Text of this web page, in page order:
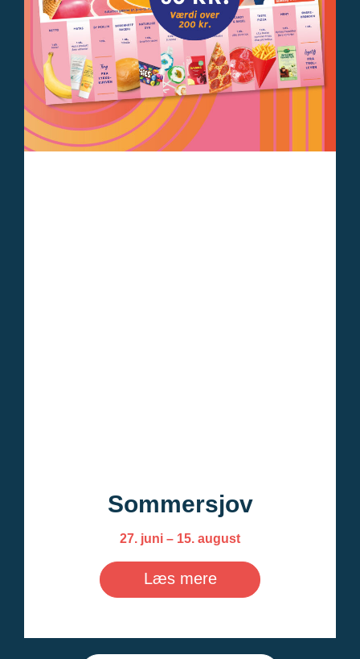
Sommersjov
27. juni – 15. august
Læs mere